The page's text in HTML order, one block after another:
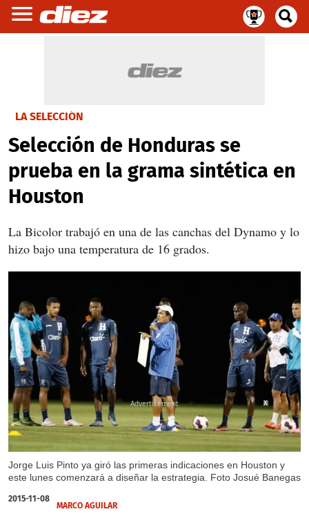
LA SELECCIÓN
Selección de Honduras se
prueba en la grama sintética en
Houston
La Bicolor trabajó en una de las canchas del Dynamo y lo
hizo bajo una temperatura de 16 grados.
Jorge Luis Pinto ya giró las primeras indicaciones en Houston y
este lunes comenzará a diseñar la estrategia. Foto Josué Banegas
X
2015-11-08
MARCO AGUILAR